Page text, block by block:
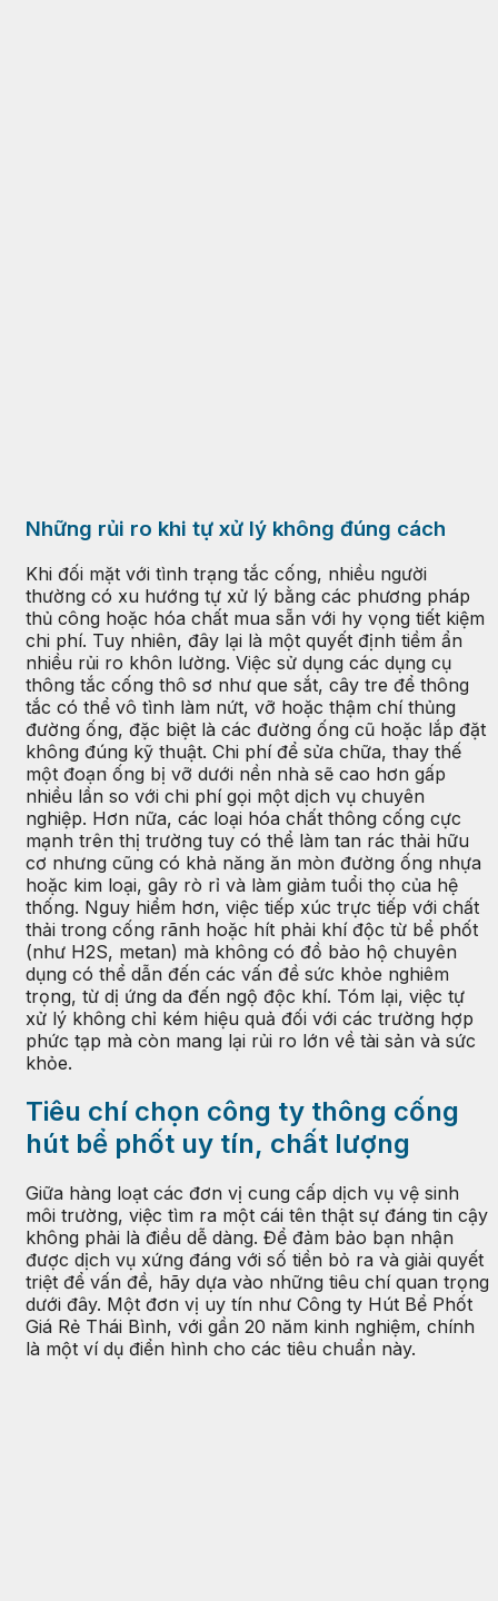
Những rủi ro khi tự xử lý không đúng cách
Khi đối mặt với tình trạng tắc cống, nhiều người
thường có xu hướng tự xử lý bằng các phương pháp
thủ công hoặc hóa chất mua sẵn với hy vọng tiết kiệm
chi phí. Tuy nhiên, đây lại là một quyết định tiềm ẩn
nhiều rủi ro khôn lường. Việc sử dụng các dụng cụ
thông tắc cống thô sơ như que sắt, cây tre để thông
tắc có thể vô tình làm nứt, vỡ hoặc thậm chí thủng
đường ống, đặc biệt là các đường ống cũ hoặc lắp đặt
không đúng kỹ thuật. Chi phí để sửa chữa, thay thế
một đoạn ống bị vỡ dưới nền nhà sẽ cao hơn gấp
nhiều lần so với chi phí gọi một dịch vụ chuyên
nghiệp. Hơn nữa, các loại hóa chất thông cống cực
mạnh trên thị trường tuy có thể làm tan rác thải hữu
cơ nhưng cũng có khả năng ăn mòn đường ống nhựa
hoặc kim loại, gây rò rỉ và làm giảm tuổi thọ của hệ
thống. Nguy hiểm hơn, việc tiếp xúc trực tiếp với chất
thải trong cống rãnh hoặc hít phải khí độc từ bể phốt
(như H2S, metan) mà không có đồ bảo hộ chuyên
dụng có thể dẫn đến các vấn đề sức khỏe nghiêm
trọng, từ dị ứng da đến ngộ độc khí. Tóm lại, việc tự
xử lý không chỉ kém hiệu quả đối với các trường hợp
phức tạp mà còn mang lại rủi ro lớn về tài sản và sức
khỏe.
Tiêu chí chọn công ty thông cống
hút bể phốt uy tín, chất lượng
Giữa hàng loạt các đơn vị cung cấp dịch vụ vệ sinh
môi trường, việc tìm ra một cái tên thật sự đáng tin cậy
không phải là điều dễ dàng. Để đảm bảo bạn nhận
được dịch vụ xứng đáng với số tiền bỏ ra và giải quyết
triệt để vấn đề, hãy dựa vào những tiêu chí quan trọng
dưới đây. Một đơn vị uy tín như Công ty Hút Bể Phốt
Giá Rẻ Thái Bình, với gần 20 năm kinh nghiệm, chính
là một ví dụ điển hình cho các tiêu chuẩn này.